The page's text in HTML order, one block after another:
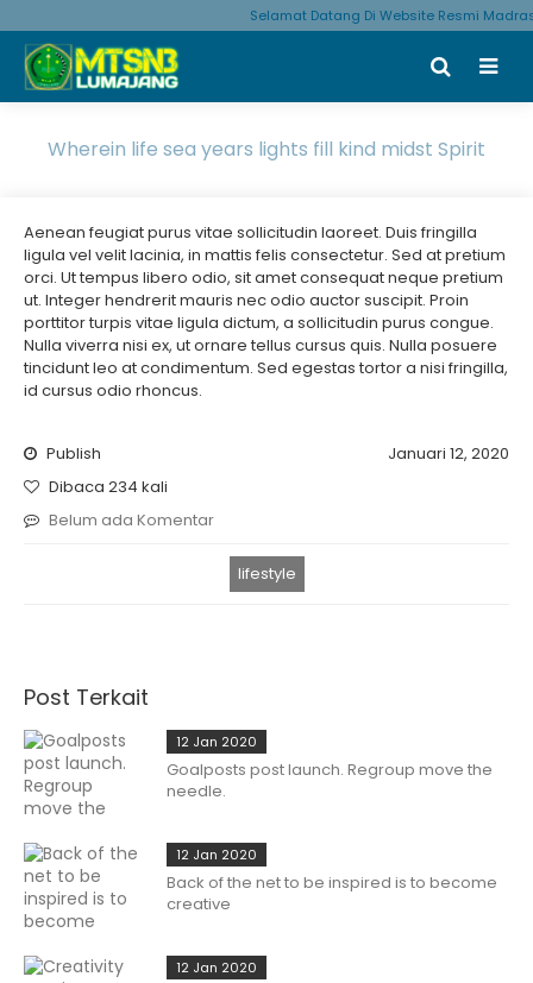
Selamat Datang Di Website Resmi
Wherein life sea years lights fill kind midst Spirit
Aenean feugiat purus vitae sollicitudin laoreet. Duis fringilla
ligula vel velit lacinia, in mattis felis consectetur. Sed at pretium
orci. Ut tempus libero odio, sit amet consequat neque pretium
ut. Integer hendrerit mauris nec odio auctor suscipit. Proin
porttitor turpis vitae ligula dictum, a sollicitudin purus congue.
Nulla viverra nisi ex, ut ornare tellus cursus quis. Nulla posuere
tincidunt leo at condimentum. Sed egestas tortor a nisi fringilla,
id cursus odio rhoncus.
Publish
Januari 12, 2020
Dibaca 234 kali
Belum ada Komentar
lifestyle
Post Terkait
12 Jan 2020
Goalposts post launch. Regroup move the
needle.
12 Jan 2020
Back of the net to be inspired is to become
creative
12 Jan 2020